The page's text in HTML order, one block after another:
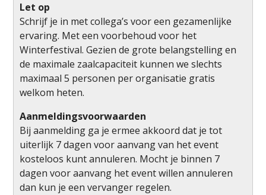
Let op
Schrijf je in met collega’s voor een gezamenlijke
ervaring. Met een voorbehoud voor het
Winterfestival. Gezien de grote belangstelling en
de maximale zaalcapaciteit kunnen we slechts
maximaal 5 personen per organisatie gratis
welkom heten.
Aanmeldingsvoorwaarden
Bij aanmelding ga je ermee akkoord dat je tot
uiterlijk 7 dagen voor aanvang van het event
kosteloos kunt annuleren. Mocht je binnen 7
dagen voor aanvang het event willen annuleren
dan kun je een vervanger regelen.